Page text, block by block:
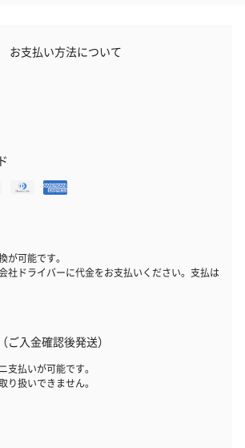
お支払い方法について
が可能です。
社ドライバーに代金をお支払いください。支払は
ご入金確認後発送）
支払いが可能です。
扱いできません。